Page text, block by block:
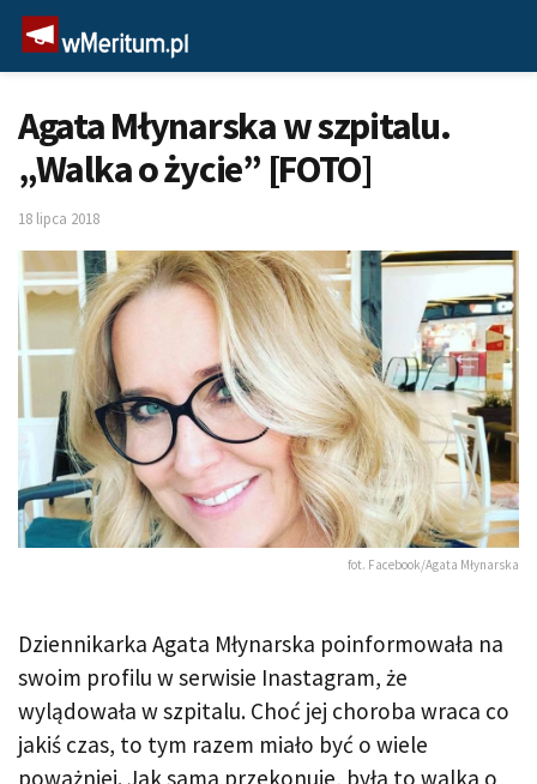
Agata Młynarska w szpitalu.
„Walka o życie” [FOTO]
18 lipca 2018
fot. Facebook/Agata Młynarska
Dziennikarka Agata Młynarska poinformowała na
swoim profilu w serwisie Inastagram, że
wylądowała w szpitalu. Choć jej choroba wraca co
jakiś czas, to tym razem miało być o wiele
poważniej. Jak sama przekonuje, była to walka o